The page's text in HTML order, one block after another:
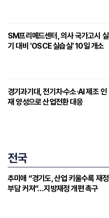
SM프리메드센터, 의사 국가고시 실
기 대비 'OSCE 실습실' 10일 개소
경기과기대, 전기차·수소·AI 제조 인
재 양성으로 산업전환 대응
전국
추미애 “경기도, 산업 키울수록 재정
부담 커져”…지방재정 개편 촉구